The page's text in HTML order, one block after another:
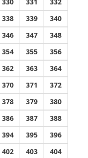
330 331
332
338 339
340
346 347
348
354 355
356
362 363
364
370 371
372
378 379
380
386 387
388
394 395
396
402 403
404